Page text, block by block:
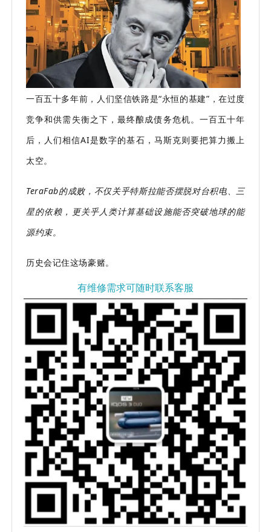
一百五十多年前，人们坚信铁路是“永恒的基建”，在过度
竞争和供需失衡之下，最终酿成债务危机。一百五十年
后，人们相信AI是数字的基石，马斯克则要把算力搬上
太空。
TeraFab的成败，不仅关乎特斯拉能否摆脱对台积电、三
星的依赖，更关乎人类计算基础设施能否突破地球的能
源约束。
历史会记住这场豪赌。
有维修需求可随时联系客服